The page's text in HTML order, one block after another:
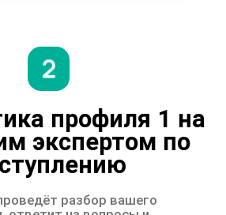
что нужно
в вуз мечты.
шансов и
стратегию